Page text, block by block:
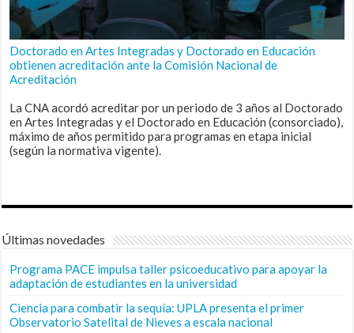
Doctorado en Artes Integradas y Doctorado en Educación
obtienen acreditación ante la Comisión Nacional de
Acreditación
La CNA acordó acreditar por un periodo de 3 años al Doctorado
en Artes Integradas y el Doctorado en Educación (consorciado),
máximo de años permitido para programas en etapa inicial
(según la normativa vigente).
Últimas novedades
Programa PACE impulsa taller psicoeducativo para apoyar la
adaptación de estudiantes en la universidad
Ciencia para combatir la sequía: UPLA presenta el primer
Observatorio Satelital de Nieves a escala nacional